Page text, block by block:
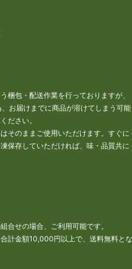
梱包・配送作業を行っておりますが、
お届けまでに商品が溶けてしまう可能
ださい。
そのままご使用いただけます。すぐに
保存していただければ、味・品質共に
合せの場合、ご利用可能です。
計金額10,000円以上で、送料無料とな